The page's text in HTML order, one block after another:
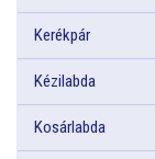
Kerékpár
Kézilabda
Kosárlabda